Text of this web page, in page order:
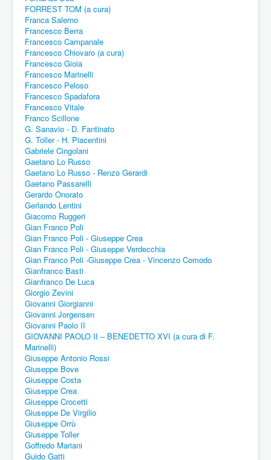
FORREST TOM (a cura)
Franca Salerno
Francesco Berra
Francesco Campanale
Francesco Chiovaro (a cura)
Francesco Gioia
Francesco Marinelli
Francesco Peloso
Francesco Spadafora
Francesco Vitale
Franco Scillone
G. Sanavio - D. Fantinato
G. Toller - H. Piacentini
Gabriele Cingolani
Gaetano Lo Russo
Gaetano Lo Russo - Renzo Gerardi
Gaetano Passarelli
Gerardo Onorato
Gerlando Lentini
Giacomo Ruggeri
Gian Franco Poli
Gian Franco Poli - Giuseppe Crea
Gian Franco Poli - Giuseppe Verdecchia
Gian Franco Poli -Giuseppe Crea - Vincenzo Comodo
Gianfranco Basti
Gianfranco De Luca
Giorgio Zevini
Giovanni Giorgianni
Giovanni Jorgensen
Giovanni Paolo II
GIOVANNI PAOLO II – BENEDETTO XVI (a cura di F.
Marinelli)
Giuseppe Antonio Rossi
Giuseppe Bove
Giuseppe Costa
Giuseppe Crea
Giuseppe Crocetti
Giuseppe De Virgilio
Giuseppe Orrù
Giuseppe Toller
Goffredo Mariani
Guido Gatti